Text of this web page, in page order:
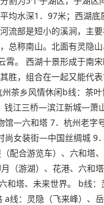
水深1．97米；西湖
部是短小的溪涧，
称南山。北面有灵
。 西湖十景形成于
，组合在一起又能
茶乡风情休闲b线：
江三桥—滨江新城—
—六和塔 7．杭州老
女装街—中国丝绸城
合游览车）、六和塔
（游湖）、花港、六
塔、未来世界。 b线
线：灵隐（飞来峰）